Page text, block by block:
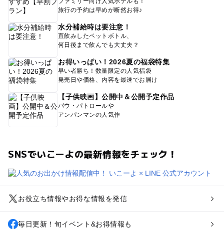
旅行の予約は早めが断然お得♪
水分補給時は要注意！
直飲みしたペットボトル、
何日後まで飲んでも大丈夫？
お得いっぱい！2026夏の福袋特集
早い者勝ち！数量限定の人気福袋
発売日や価格、内容を最速でお届け
【子供映画】公開中＆公開予定作品
パウ・パトロールや
アンパンマンの人気作
SNSでいこーよの最新情報をチェック！
お役立ち情報やお得な情報を発信
毎日更新！旬イベント&お得情報も